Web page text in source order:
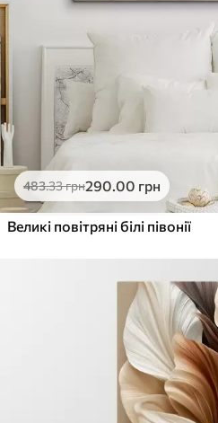
483.33грн290.00 грн
Великі повітряні білі півонії